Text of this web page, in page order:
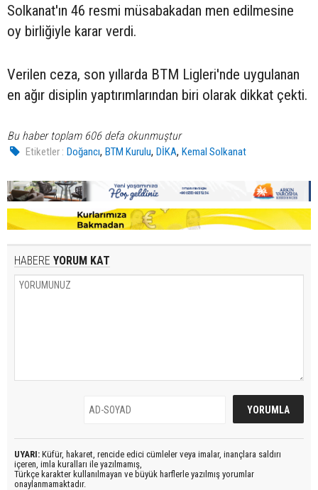
Solkanat'ın 46 resmi müsabakadan men edilmesine
oy birliğiyle karar verdi.
Verilen ceza, son yıllarda BTM Ligleri'nde uygulanan
en ağır disiplin yaptırımlarından biri olarak dikkat çekti.
Bu haber toplam 606 defa okunmuştur
Etiketler : Doğancı,BTM Kurulu,DİKA,Kemal Solkanat
HABERE YORUM KAT
UYARI: Küfür, hakaret, rencide edici cümleler veya imalar, inançlara saldırı
içeren, imla kuralları ile yazılmamış,
Türkçe karakter kullanılmayan ve büyük harflerle yazılmış yorumlar
onaylanmamaktadır.